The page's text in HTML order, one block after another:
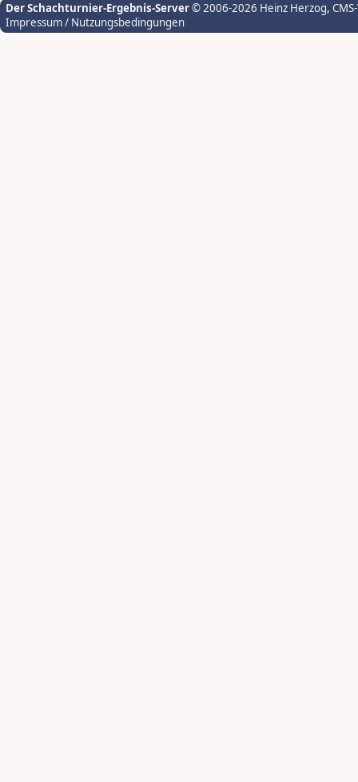
Der Schachturnier-Ergebnis-Server© 2006-2026 Heinz Herzog,
Impressum / Nutzungsbedingungen